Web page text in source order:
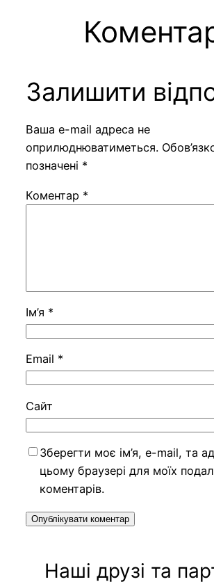
Залишити
Ваша e-mail адреса не
оприлюднюватиметься.
позначені *
Коментар *
Ім’я *
Email *
Сайт
Зберегти моє ім’я, e-mail, та
цьому браузері для моїх
коментарів.
Наші друзі та